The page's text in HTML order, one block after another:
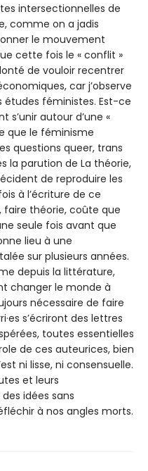
intersectionnelles de
comme on a jadis
le mouvement
cette fois le « conflit »
de vouloir recentrer
car j’observe
féministes. Est-ce
s’unir autour d’une «
que le féminisme
questions queer, trans
la parution de La théorie,
de reproduire les
à l’écriture de ce
faire théorie, coûte que
seule fois avant que
lieu à une
sur plusieurs années.
depuis la littérature,
changer le monde à
nécessaire de faire
s’écriront des lettres
toutes essentielles
de ces auteurices, bien
ni lisse, ni consensuelle.
et leurs
idées sans
à nos angles morts.